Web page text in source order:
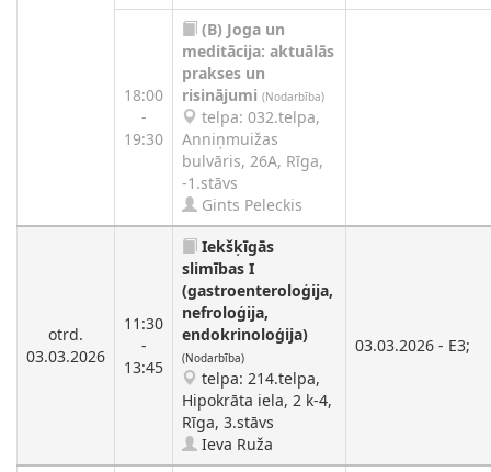
18:00
-
19:30
(B) Joga un
meditācija: aktuālās
prakses un
risinājumi (Nodarbība)
telpa: 032.telpa,
Anniņmuižas
bulvāris, 26A, Rīga,
-1.stāvs
Gints Peleckis
otrd.
03.03.2026
11:30
-
13:45
Iekšķīgās
slimības I
(gastroenteroloģija,
nefroloģija,
endokrinoloģija)
(Nodarbība)
telpa: 214.telpa,
Hipokrāta iela, 2 k-4,
Rīga, 3.stāvs
Ieva Ruža
03.03.2026 - E3;